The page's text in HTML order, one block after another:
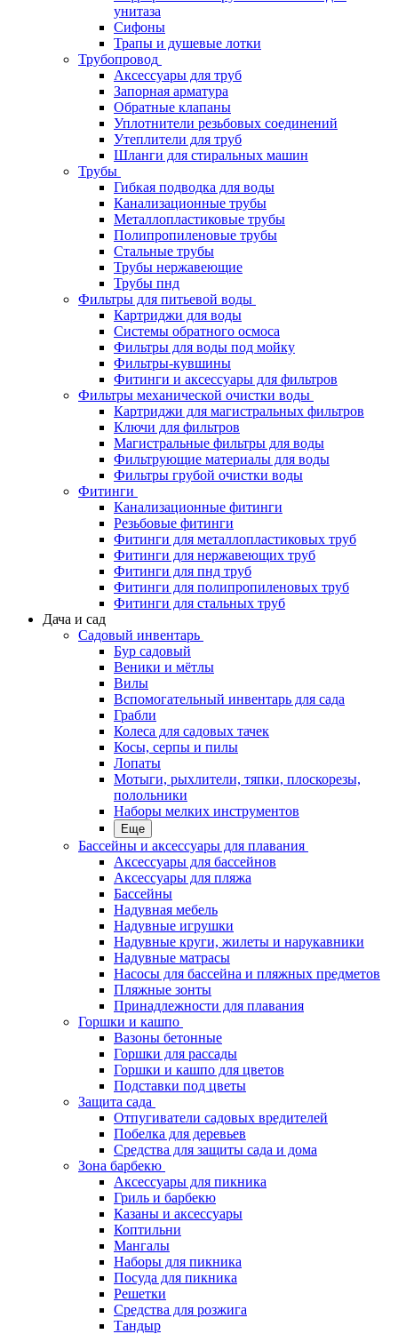
унитаза
Сифоны
Трапы и душевые лотки
Трубопровод
Аксессуары для труб
Запорная арматура
Обратные клапаны
Уплотнители резьбовых соединений
Утеплители для труб
Шланги для стиральных машин
Трубы
Гибкая подводка для воды
Канализационные трубы
Металлопластиковые трубы
Полипропиленовые трубы
Стальные трубы
Трубы нержавеющие
Трубы пнд
Фильтры для питьевой воды
Картриджи для воды
Системы обратного осмоса
Фильтры для воды под мойку
Фильтры-кувшины
Фитинги и аксессуары для фильтров
Фильтры механической очистки воды
Картриджи для магистральных фильтров
Ключи для фильтров
Магистральные фильтры для воды
Фильтрующие материалы для воды
Фильтры грубой очистки воды
Фитинги
Канализационные фитинги
Резьбовые фитинги
Фитинги для металлопластиковых труб
Фитинги для нержавеющих труб
Фитинги для пнд труб
Фитинги для полипропиленовых труб
Фитинги для стальных труб
Дача и сад
Садовый инвентарь
Бур садовый
Веники и мётлы
Вилы
Вспомогательный инвентарь для сада
Грабли
Колеса для садовых тачек
Косы, серпы и пилы
Лопаты
Мотыги, рыхлители, тяпки, плоскорезы,
полольники
Наборы мелких инструментов
Еще
Бассейны и аксессуары для плавания
Аксессуары для бассейнов
Аксессуары для пляжа
Бассейны
Надувная мебель
Надувные игрушки
Надувные круги, жилеты и нарукавники
Надувные матрасы
Насосы для бассейна и пляжных предметов
Пляжные зонты
Принадлежности для плавания
Горшки и кашпо
Вазоны бетонные
Горшки для рассады
Горшки и кашпо для цветов
Подставки под цветы
Защита сада
Отпугиватели садовых вредителей
Побелка для деревьев
Средства для защиты сада и дома
Зона барбекю
Аксессуары для пикника
Гриль и барбекю
Казаны и аксессуары
Коптильни
Мангалы
Наборы для пикника
Посуда для пикника
Решетки
Средства для розжига
Тандыр